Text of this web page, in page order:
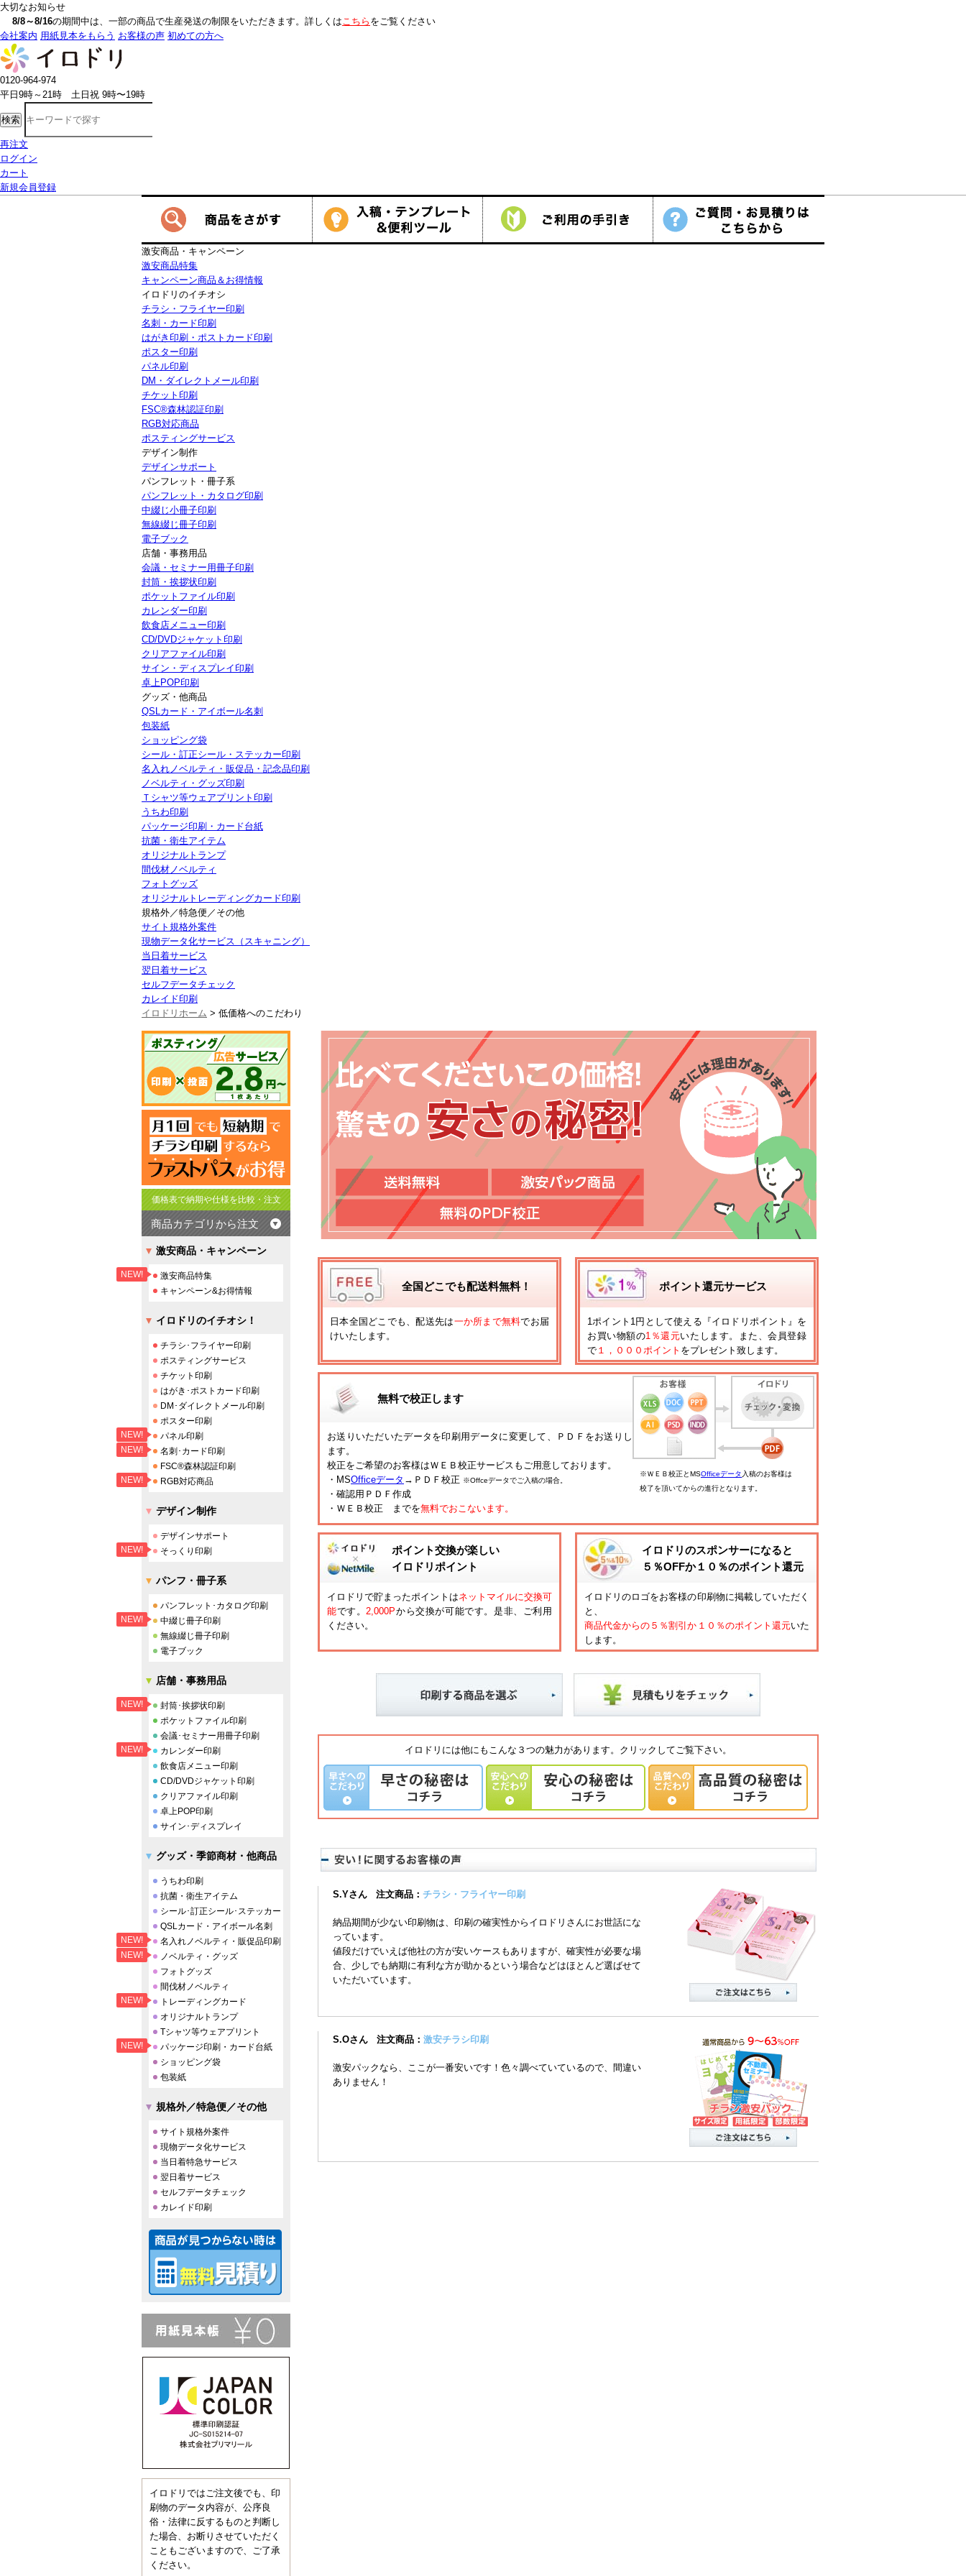
大切なお知らせ
8/8～8/16の期間中は、一部の商品で生産発送の制限をいただきます。詳しくは こちらをご覧ください
会社案内 用紙見本をもらう お客様の声 初めての方へ
0120-964-974
平日9時～21時 土日祝 9時〜19時
検索
再注文
ログイン
カート
新規会員登録
激安商品・キャンペーン
激安商品特集
キャンペーン商品＆お得情報
イロドリのイチオシ
チラシ・フライヤー印刷
名刺・カード印刷
はがき印刷・ポストカード印刷
ポスター印刷
パネル印刷
DM・ダイレクトメール印刷
チケット印刷
FSC®森林認証印刷
RGB対応商品
ポスティングサービス
デザイン制作
デザインサポート
パンフレット・冊子系
パンフレット・カタログ印刷
中綴じ小冊子印刷
無線綴じ冊子印刷
電子ブック
店舗・事務用品
会議・セミナー用冊子印刷
封筒・挨拶状印刷
ポケットファイル印刷
カレンダー印刷
飲食店メニュー印刷
CD/DVDジャケット印刷
クリアファイル印刷
サイン・ディスプレイ印刷
卓上POP印刷
グッズ・他商品
QSLカード・アイボール名刺
包装紙
ショッピング袋
シール・訂正シール・ステッカー印刷
名入れノベルティ・販促品・記念品印刷
ノベルティ・グッズ印刷
Ｔシャツ等ウェアプリント印刷
うちわ印刷
パッケージ印刷・カード台紙
抗菌・衛生アイテム
オリジナルトランプ
間伐材ノベルティ
フォトグッズ
オリジナルトレーディングカード印刷
規格外／特急便／その他
サイト規格外案件
現物データ化サービス（スキャニング）
当日着サービス
翌日着サービス
セルフデータチェック
カレイド印刷
イロドリホーム > 低価格へのこだわり
全国どこでも配送料無料！
日本全国どこでも、配送先は一か所まで無料でお届
けいたします。
ポイント還元サービス
1ポイント1円として使える『イロドリポイント』を
お買い物額の1％還元いたします。また、会員登録
で １，０００ポイント をプレゼント致します。
無料で校正します
お送りいただいたデータを印刷用データに変更して、ＰＤＦをお送りし
ます。
校正をご希望のお客様はＷＥＢ校正サービスもご用意しております。
・MSOfficeデータ →ＰＤＦ校正 ※Offceデータでご入稿の場合。
・確認用ＰＤＦ作成
・ＷＥＢ校正 までを無料でおこないます。
※ＷＥＢ校正とMSOfficeデータ 入稿のお客様は
校了を頂いてからの進行となります。
ポイント交換が楽しい
イロドリポイント
イロドリで貯まったポイントはネットマイルに交換可
能です。2,000Pから交換が可能です。是非、ご利用
ください。
イロドリのスポンサーになると
５％OFFか１０％のポイント還元
イロドリのロゴをお客様の印刷物に掲載していただく
と、
商品代金からの５％割引か１０％のポイント還元いた
します。
イロドリには他にもこんな３つの魅力があります。クリックしてご覧下さい。
S.Yさん 注文商品： チラシ・フライヤー印刷
納品期間が少ない印刷物は、印刷の確実性からイロドリさんにお世話にな
っています。
値段だけでいえば他社の方が安いケースもありますが、確実性が必要な場
合、少しでも納期に有利な方が助かるという場合などはほとんど選ばせて
いただいています。
S.Oさん 注文商品： 激安チラシ印刷
激安パックなら、ここが一番安いです！色々調べていているので、間違い
ありません！
価格表で納期や仕様を比較・注文
商品カテゴリから注文
激安商品・キャンペーン
NEW!
激安商品特集
キャンペーン&お得情報
イロドリのイチオシ！
チラシ･フライヤー印刷
ポスティングサービス
チケット印刷
はがき･ポストカード印刷
DM･ダイレクトメール印刷
ポスター印刷
NEW! パネル印刷
NEW!
名刺･カード印刷
FSC®森林認証印刷
NEW! RGB対応商品
デザイン制作
デザインサポート
NEW! そっくり印刷
パンフ・冊子系
パンフレット･カタログ印刷
NEW!
中綴じ冊子印刷
無線綴じ冊子印刷
電子ブック
店舗・事務用品
NEW!
封筒･挨拶状印刷
ポケットファイル印刷
会議･セミナー用冊子印刷
NEW!
カレンダー印刷
飲食店メニュー印刷
CD/DVDジャケット印刷
クリアファイル印刷
卓上POP印刷
サイン･ディスプレイ
グッズ・季節商材・他商品
うちわ印刷
抗菌・衛生アイテム
シール･訂正シール･ステッカー
QSLカード・アイボール名刺
NEW! 名入れノベルティ・販促品印刷
NEW!
ノベルティ・グッズ
フォトグッズ
間伐材ノベルティ
NEW!
トレーディングカード
オリジナルトランプ
Tシャツ等ウェアプリント
NEW!
パッケージ印刷・カード台紙
ショッピング袋
包装紙
規格外／特急便／その他
サイト規格外案件
現物データ化サービス
当日着特急サービス
翌日着サービス
セルフデータチェック
カレイド印刷
イロドリではご注文後でも、印
刷物のデータ内容が、公序良
俗・法律に反するものと判断し
た場合、お断りさせていただく
こともございますので、ご了承
ください。